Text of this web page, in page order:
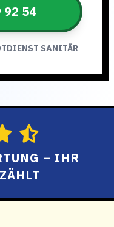
92 54
SANITÄR
– IHR